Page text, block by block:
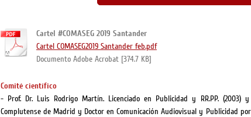
Cartel #COMASEG 2019 Santander
Cartel COMASEG2019 Santander feb.pdf
Documento Adobe Acrobat [374.7 KB]
Comité científico
- Prof. Dr. Luis Rodrigo Martín. Licenciado en Publicidad y RR.PP. (2003)
Complutense de Madrid y Doctor en Comunicación Audiovisual y Publicidad